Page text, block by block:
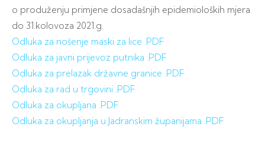
o produženju primjene dosadašnjih epidemioloških mjera
do 31.kolovoza 2021.g.
Odluka za nošenje maski za lice .PDF
Odluka za javni prijevoz putnika .PDF
Odluka za prelazak državne granice .PDF
Odluka za rad u trgovini .PDF
Odluka za okupljana .PDF
Odluka za okupljanja u Jadranskim županijama .PDF